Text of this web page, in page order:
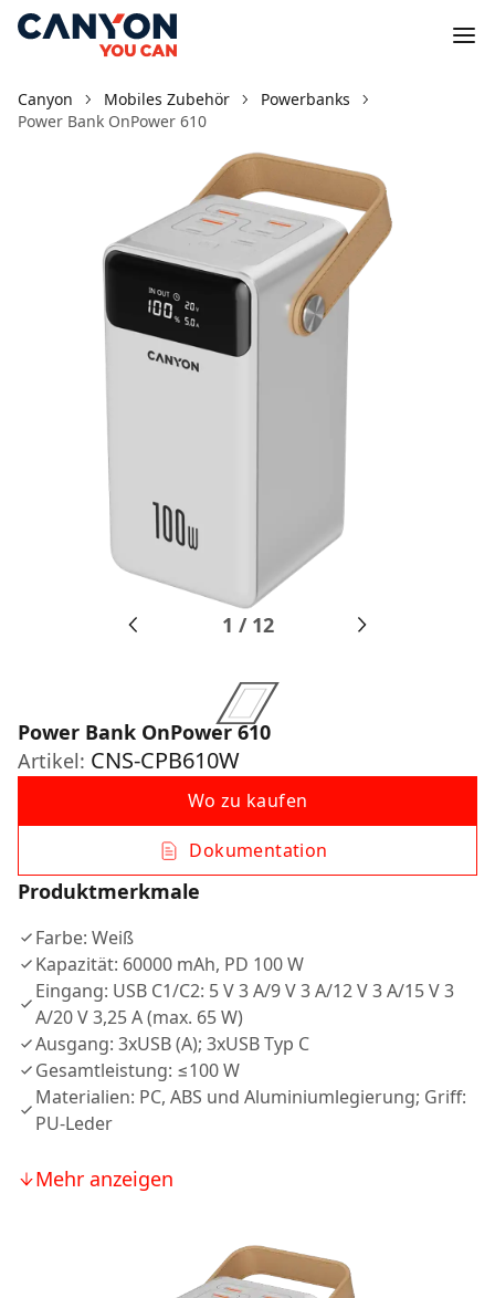
Canyon Mobiles Zubehör
Powerbanks
Power Bank OnPower 610
1 / 12
Power Bank OnPower 610
Artikel: CNS-CPB610W
Wo zu kaufen
Dokumentation
Produktmerkmale
Farbe: Weiß
Kapazität: 60000 mAh, PD 100 W
Eingang: USB C1/C2: 5 V 3 A/9 V 3 A/12 V 3 A/15 V 3
A/20 V 3,25 A (max. 65 W)
Ausgang: 3xUSB (A); 3xUSB Typ C
Gesamtleistung: ≤100 W
Materialien: PC, ABS und Aluminiumlegierung; Griff:
PU-Leder
Mehr anzeigen